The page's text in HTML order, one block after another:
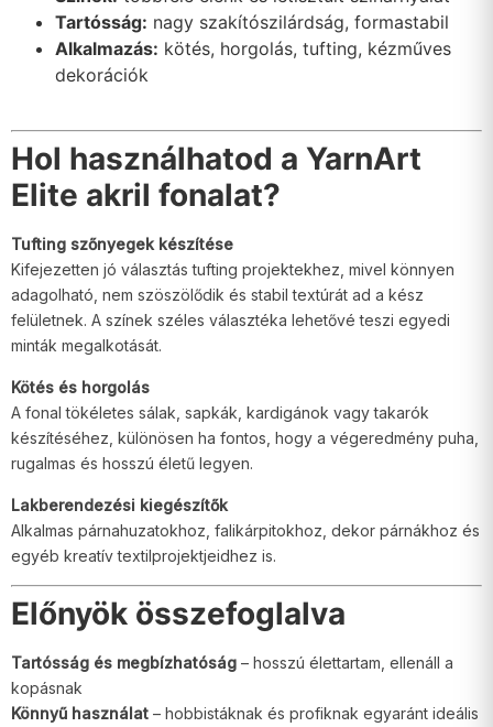
Tartósság: nagy szakítószilárdság, formastabil
Alkalmazás: kötés, horgolás, tufting, kézműves
dekorációk
Hol használhatod a YarnArt
Elite akril fonalat?
Tufting szőnyegek készítése
Kifejezetten jó választás tufting projektekhez, mivel könnyen
adagolható, nem szöszölődik és stabil textúrát ad a kész
felületnek. A színek széles választéka lehetővé teszi egyedi
minták megalkotását.
Kötés és horgolás
A fonal tökéletes sálak, sapkák, kardigánok vagy takarók
készítéséhez, különösen ha fontos, hogy a végeredmény puha,
rugalmas és hosszú életű legyen.
Lakberendezési kiegészítők
Alkalmas párnahuzatokhoz, falikárpitokhoz, dekor párnákhoz és
egyéb kreatív textilprojektjeidhez is.
Előnyök összefoglalva
Tartósság és megbízhatóság – hosszú élettartam, ellenáll a
kopásnak
Könnyű használat – hobbistáknak és profiknak egyaránt ideális